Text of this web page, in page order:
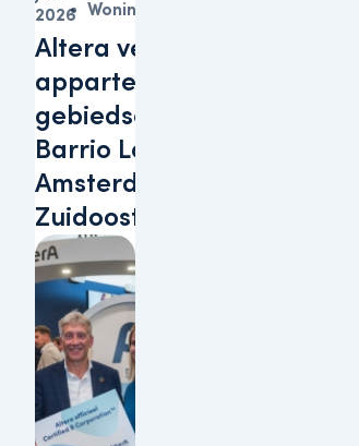
Altera verwerft 152
appartementen in
gebiedsontwikkeling
Barrio Lobi te
Amsterdam-
Zuidoost
2026 Woningen